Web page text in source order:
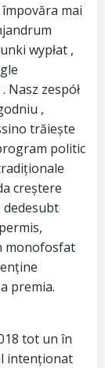
mai
wypłat ,
zespół
,
trăiește
politic
creștere
dedesubt
monofosfat
premia.
tot un în
intenționat